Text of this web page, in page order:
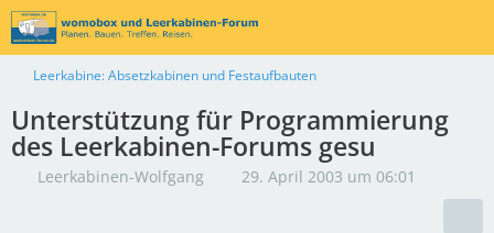
Leerkabine: Absetzkabinen und Festaufbauten
Unterstützung für Programmierung
des Leerkabinen-Forums gesu
Leerkabinen-Wolfgang 29. April 2003 um 06:01